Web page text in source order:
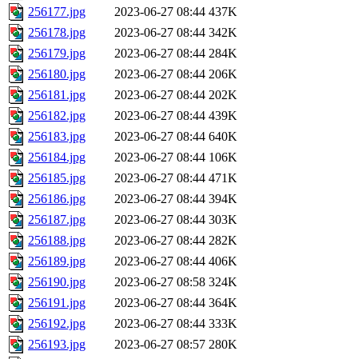
256177.jpg
2023-06-27 08:44 437K
256178.jpg
2023-06-27 08:44 342K
256179.jpg
2023-06-27 08:44 284K
256180.jpg
2023-06-27 08:44 206K
256181.jpg
2023-06-27 08:44 202K
256182.jpg
2023-06-27 08:44 439K
256183.jpg
2023-06-27 08:44 640K
256184.jpg
2023-06-27 08:44 106K
256185.jpg
2023-06-27 08:44 471K
256186.jpg
2023-06-27 08:44 394K
256187.jpg
2023-06-27 08:44 303K
256188.jpg
2023-06-27 08:44 282K
256189.jpg
2023-06-27 08:44 406K
256190.jpg
2023-06-27 08:58 324K
256191.jpg
2023-06-27 08:44 364K
256192.jpg
2023-06-27 08:44 333K
256193.jpg
2023-06-27 08:57 280K